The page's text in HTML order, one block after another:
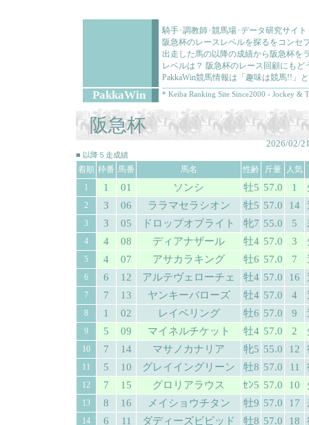
騎手･調教師･競馬場･データ研究サイ
阪急杯のレースレベルを探るをコンセ
出走した馬の以降の成績から阪急杯を
レベルは？ 阪急杯のレース回顧にもど
PakkaWin競馬情報は「趣味は競馬!!」
PakkaWin * Keiba Ranking Site Since2000 - Jockey &
阪急杯
2026/02/
■ 以降５走成績
着順 枠番 馬番 馬名 性齢 斤量 人気
1
1 01 ソンシ 牡5 57.0 1
2 3 06 ララマセラシオン 牡5 57.0 14
3 3 05 ドロップオブライト 牝7 55.0 5
4 4 08 ディアナザール 牡4 57.0 3
5 4 07 アサカラキング 牡6 57.0 7
6 6 12 アルテヴェローチェ 牡4 57.0 16
7 7 13 ヤンキーバローズ 牡4 57.0 4
8 1 02 レイベリング 牡6 57.0 9
9 5 09 マイネルチケット 牡4 57.0 2
10 7 14 マサノカナリア 牝5 55.0 12
11 5 10 グレイイングリーン 牡8 57.0 11
12 7 15 グロリアラウス ｾﾝ5 57.0 10
13 8 16 メイショウチタン 牡9 57.0 17
14 6 11 ダディーズビビッド 牡8 57.0 18